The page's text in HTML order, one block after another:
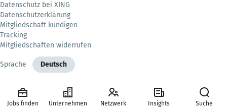
Datenschutz bei XING
Datenschutzerklärung
Mitgliedschaft kündigen
Tracking
Mitgliedschaften widerrufen
Sprache Deutsch
Jobs finden Unternehmen Netzwerk Insights Suche